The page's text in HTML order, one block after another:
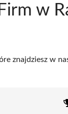
w
znajdziesz w